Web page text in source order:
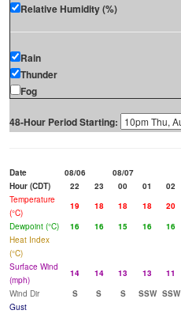
Relative Humidity (%)
Rain
Thunder
Fog
48-Hour Period Starting:
Date 08/06
08/07
Hour (CDT)
22 23 00 01 02
Temperature
(°C)
19 18 18 18 20
Dewpoint (°C)
16 16 15 16 16
Heat Index
(°C)
Surface Wind
(mph)
14 14 13 13 11
Wind Dir
S S S SSW SSW
Gust